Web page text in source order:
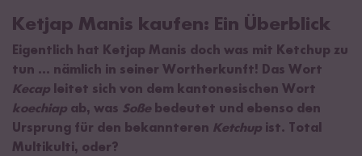
Ketjap Manis kaufen: Ein Überblick
Eigentlich hat Ketjap Manis doch was mit Ketchup zu
tun ... nämlich in seiner Wortherkunft! Das Wort
Kecap leitet sich von dem kantonesischen Wort
koechiap ab, was Soße bedeutet und ebenso den
Ursprung für den bekannteren Ketchup ist. Total
Multikulti, oder?